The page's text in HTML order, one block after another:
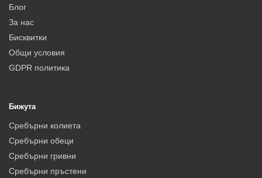
Блог
За нас
Бисквитки
Общи условия
GDPR политика
Бижута
Сребърни колиета
Сребърни обеци
Сребърни гривни
Сребърни пръстени